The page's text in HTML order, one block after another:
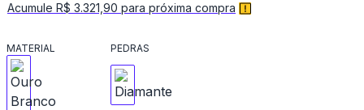
Acumule R$ 3.321,90 para próxima compra
MATERIAL PEDRAS